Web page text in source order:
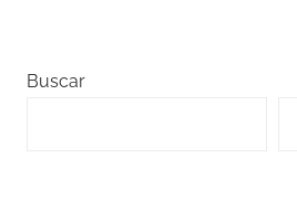
Buscar